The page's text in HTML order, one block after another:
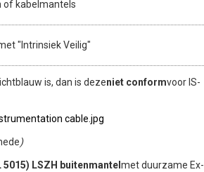
of kabelmantels
"Intrinsiek Veilig"
is, dan is dezeniet conformvoor IS-
)
5015) LSZH buitenmantel met duurzame Ex-